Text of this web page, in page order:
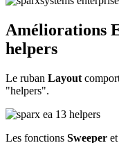
Améliorations
helpers
Le ruban Layout
"helpers".
Les fonctions Sweeper et